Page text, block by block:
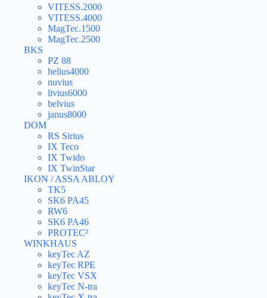
VITESS.2000
VITESS.4000
MagTec.1500
MagTec.2500
BKS
PZ 88
helius4000
nuvius
livius6000
belvius
janus8000
DOM
RS Sirius
IX Teco
IX Twido
IX TwinStar
IKON / ASSA ABLOY
TK5
SK6 PA45
RW6
SK6 PA46
PROTEC²
WINKHAUS
keyTec AZ
keyTec RPE
keyTec VSX
keyTec N-tra